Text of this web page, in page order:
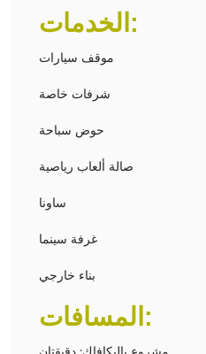
الخدمات:
موقف سيارات
شرفات خاصة
حوض سباحة
صالة ألعاب رياصية
ساونا
غرفة سينما
بناء خارجي
المسافات: